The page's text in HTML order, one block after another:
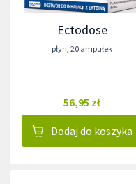
Ectodose
płyn, 20 ampułek
56,95 zł
Dodaj do koszyka